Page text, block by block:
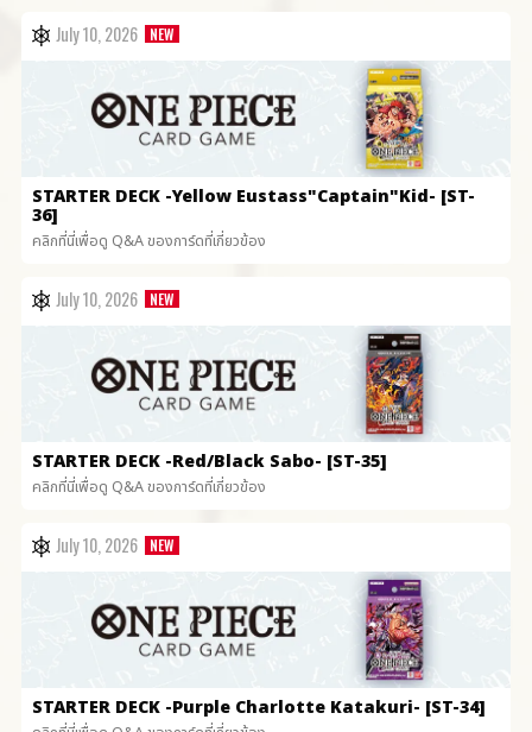
July 10, 2026
STARTER DECK -Yellow Eustass"Captain"Kid- [ST-
36]
คลิกที่นี่เพื่อดู Q&A ของการ์ดที่เกี่ยวข้อง
July 10, 2026
STARTER DECK -Red/Black Sabo- [ST-35]
คลิกที่นี่เพื่อดู Q&A ของการ์ดที่เกี่ยวข้อง
July 10, 2026
STARTER DECK -Purple Charlotte Katakuri- [ST-34]